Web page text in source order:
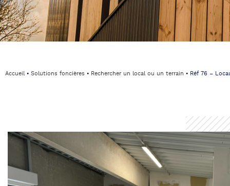
Accueil⦁ Solutions foncières ⦁ Rechercher un local ou un terrain ⦁ Réf 76 –